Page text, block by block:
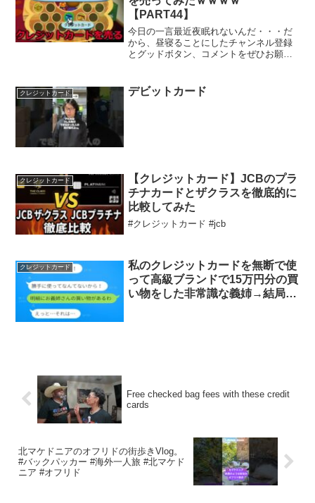
【PART44】
今日の一言最近夜眠れないんだ・・・だ
から、昼寝ることにしたチャンネル登録
とグッドボタン、コメントをぜひお願い
ない方だけよろしくお願いいたします！
twitterin...
クレジットカード デビットカード
クレジットカード
【クレジットカード】JCBのプラ
チナカードとザクラスを徹底的に
比較してみた
#クレジットカード #jcb
クレジットカード
私のクレジットカードを無断で使
って高級ブランドで15万円分の買
い物をした非常識な義姉→結局全
Free checked bag fees with these credit
cards
北マケドニアのオフリドの街歩きVlog。
#バックパッカー #海外一人旅 #北マケド
ニア #オフリド